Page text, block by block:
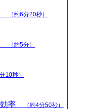
（約6分20秒）
（約5分）
10秒）
効率 （約4分50秒）